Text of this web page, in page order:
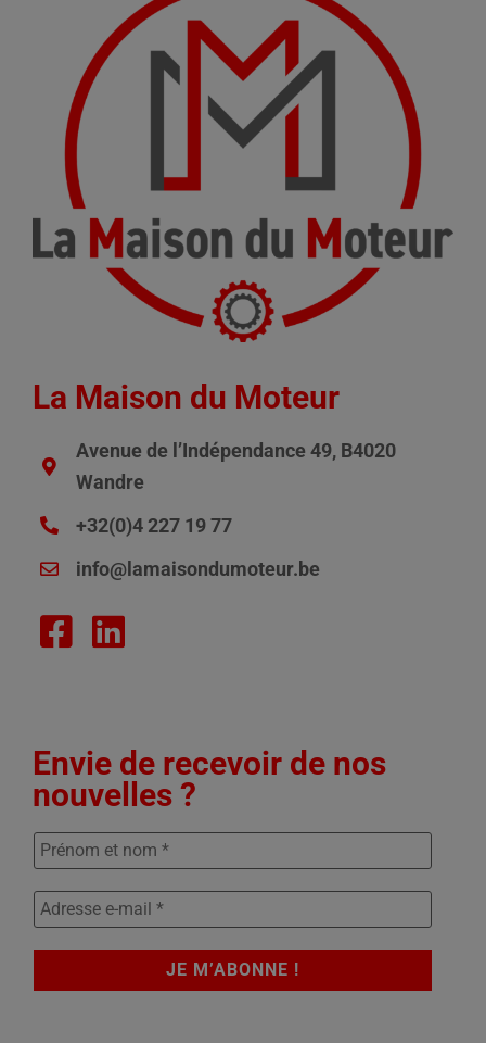
La Maison du Moteur
Avenue de l’Indépendance 49, B4020
Wandre
+32(0)4 227 19 77
info@lamaisondumoteur.be
Envie de recevoir de nos
nouvelles ?